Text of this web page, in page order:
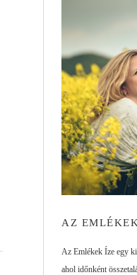
AZ
Az Emlékek Íze egy
ahol időnként